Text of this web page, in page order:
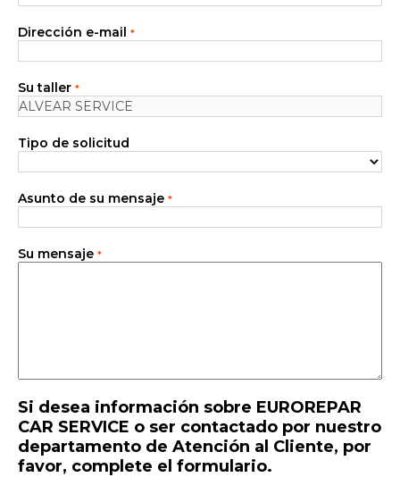
La red EUROREPAR CAR SERVICE
Nuestras prestaciones
Contáctenos
Todos los talleres
Incorporarse a la red
Si desea información sobre EUROREPAR
CAR SERVICE o ser contactado por nuestro
departamento de Atención al Cliente, por
favor, complete el formulario.
Dirección e-mail *
Su taller *
Tipo de solicitud
Asunto de su mensaje *
Su mensaje *